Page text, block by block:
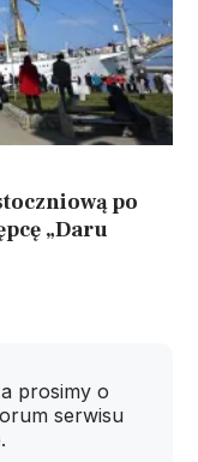
po
„Daru
prosimy o
serwisu